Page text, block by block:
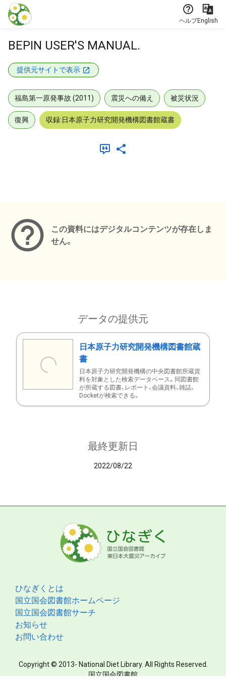
本文に飛ぶ
ヘルプEnglish
BEPIN USER'S MANUAL.
提供元サイトで表示
福島第一原発事故 (2011) 震災への備え 被災状況
復興 収録:日本原子力研究開発機構図書館蔵書
この資料にはデジタルコンテンツが存在しま
せん。
データの提供元
日本原子力研究開発機構図書館蔵
書
日本原子力研究開発機構の中央図書館所蔵資
料を対象とした検索データベース。同図書館
が所蔵する図書、レポート、会議資料、雑誌、
Docketが検索できる。
最終更新日
2022/08/22
ひなぎくとは
国立国会図書館ホームページ
国立国会図書館サーチ
お知らせ
お問い合わせ
Copyright © 2013- National Diet Library. All Rights Reserved.